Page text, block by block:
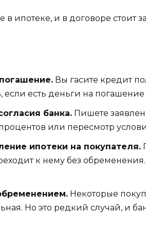
ипотеке, и в договоре стоит
Вы гасите кредит
если есть деньги на
банка. Пишете
или пересмотр
ипотеки на покупателя.
к нему без
Некоторые
Но это редкий случай, и